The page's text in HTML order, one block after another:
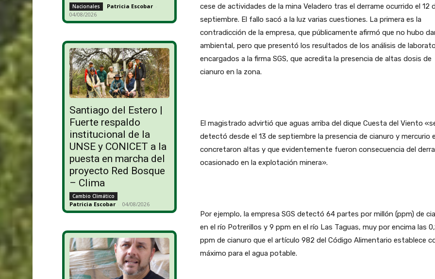
Nacionales Patricia Escobar -
04/08/2026
Santiago del Estero |
Fuerte respaldo
institucional de la
UNSE y CONICET a la
puesta en marcha del
proyecto Red Bosque
– Clima
Cambio Climático
Patricia Escobar - 04/08/2026
cese de actividades de la mina Veladero tras el derrame ocurrido el 12
septiembre. El fallo sacó a la luz varias cuestiones. La primera es la
contradicción de la empresa, que públicamente afirmó que no hubo
ambiental, pero que presentó los resultados de los análisis de
encargados a la firma SGS, que acredita la presencia de altas dosis de
cianuro en la zona.
El magistrado advirtió que aguas arriba del dique Cuesta del Viento
detectó desde el 13 de septiembre la presencia de cianuro y mercurio
concretaron altas y que evidentemente fueron consecuencia del
ocasionado en la explotación minera».
Por ejemplo, la empresa SGS detectó 64 partes por millón (ppm) de
en el río Potrerillos y 9 ppm en el río Las Taguas, muy por encima las
ppm de cianuro que el artículo 982 del Código Alimentario establece
máximo para el agua potable.